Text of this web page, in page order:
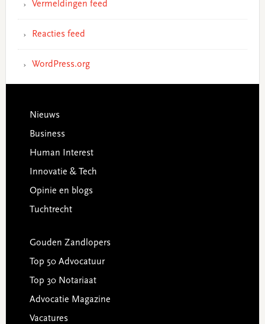
Vermeldingen feed
Reacties feed
WordPress.org
Footer
Nieuws
Business
Human Interest
Innovatie & Tech
Opinie en blogs
Tuchtrecht
Gouden Zandlopers
Top 50 Advocatuur
Top 30 Notariaat
Advocatie Magazine
Vacatures